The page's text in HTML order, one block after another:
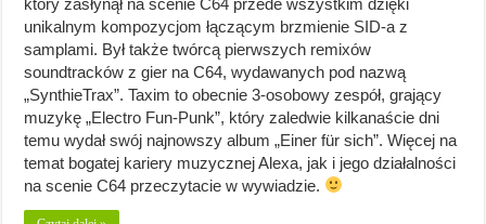
unikalnym kompozycjom łączącym brzmienie SID-a z
samplami. Był także twórcą pierwszych remixów
soundtracków z gier na C64, wydawanych pod nazwą
„SynthieTrax”. Taxim to obecnie 3-osobowy zespół, grający
muzykę „Electro Fun-Punk”, który zaledwie kilkanaście dni
temu wydał swój najnowszy album „Einer für sich”. Więcej na
temat bogatej kariery muzycznej Alexa, jak i jego działalności
na scenie C64 przeczytacie w wywiadzie.